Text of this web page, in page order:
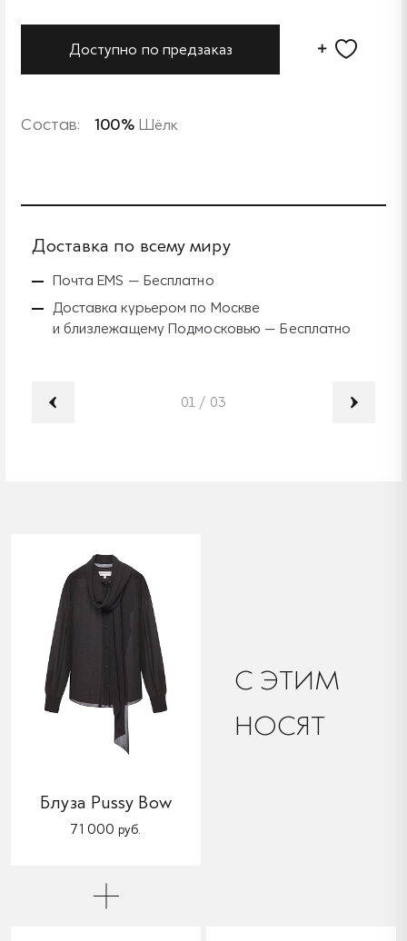
Доступно по предзаказ
Состав: 100%Шёлк
Доставка по всему миру
Почта EMS — Бесплатно
Доставка курьером по Москве
и близлежащему Подмосковью — Бесплатно
01 / 03
C ЭТИМ
НОСЯТ
Блуза Pussy Bow
71 000 руб.